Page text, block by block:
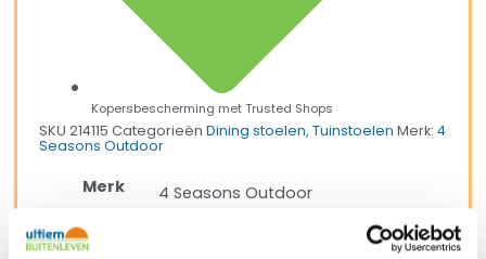
Kopersbescherming met Trusted Shops
SKU214115Categorieën Dining stoelen,Tuinstoelen Merk:4
Seasons Outdoor
Merk
4 Seasons Outdoor
Kleur